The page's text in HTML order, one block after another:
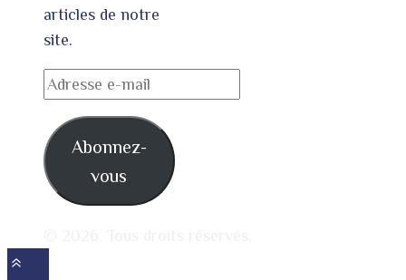
articles de notre
site.
Adresse
mail
Abonnez-
vous